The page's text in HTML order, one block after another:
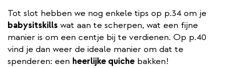
Tot slot hebben we nog enkele tips op p.34 om je
babysitskills wat aan te scherpen, wat een fijne
manier is om een centje bij te verdienen. Op p.40
vind je dan weer de ideale manier om dat te
spenderen: een heerlijke quiche bakken!